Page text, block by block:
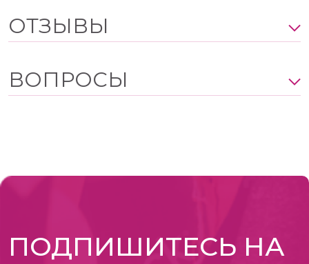
ОТЗЫВЫ
ВОПРОСЫ
ПОДПИШИТЕСЬ НА